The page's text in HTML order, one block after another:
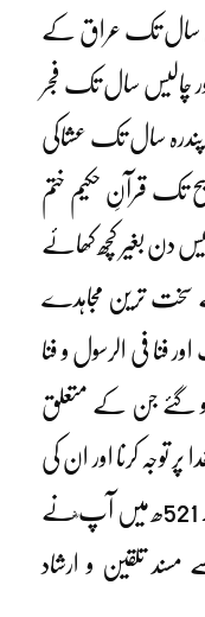
سال تک عراق کے
چالیس سال تک فجر
سال تک عشاکی
تک قرآنِ حکیم ختم
دن بغیر کچھ کھائے
سخت ترین مجاہدے
فنا فی الرسول و فنا
ہو گئے جن کے متعلق
توجہ کرنا اور ان کی
تربیت و اصلاح کرنا ان پر فرض ہو گیا۔ 521ھ میں آپ ؓنے
مسند تلقین و ارشاد